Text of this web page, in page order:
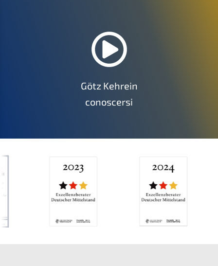
Götz Kehrein
conoscersi